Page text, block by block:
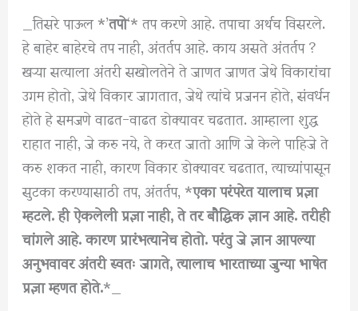
_तिसरे पाऊल *’तपो‘* तप करणे आहे. तपाचा अर्थच विसरले.
हे बाहेर बाहेरचे तप नाही, अंतर्तप आहे. काय असते अंतर्तप ?
खऱ्या सत्याला अंतरी सखोलतेने ते जाणत जाणत जेथे विकारांचा
उगम होतो, जेथे विकार जागतात, जेथे त्यांचे प्रजनन होते, संवर्धन
होते हे समजणे वाढत-वाढत डोक्यावर चढतात. आम्हाला शुद्ध
राहात नाही, जे करु नये, ते करत जातो आणि जे केले पाहिजे ते
करु शकत नाही, कारण विकार डोक्यावर चढतात, त्याच्यांपासून
सुटका करण्यासाठी तप, अंतर्तप, *एका परंपरेत यालाच प्रज्ञा
म्हटले. ही ऐकलेली प्रज्ञा नाही, ते तर बौद्धिक ज्ञान आहे. तरीही
चांगले आहे. कारण प्रारंभत्यानेच होतो. परंतु जे ज्ञान आपल्या
अनुभवावर अंतरी स्वतः जागते, त्यालाच भारताच्या जुन्या भाषेत
प्रज्ञा म्हणत होते.*_